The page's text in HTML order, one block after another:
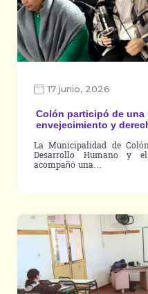
17 junio, 2026
Colón participó de una
envejecimiento y
La Municipalidad de
Desarrollo Humano y
acompañó una…